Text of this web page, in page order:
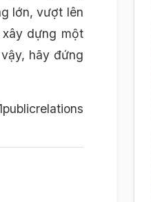
lớn, vượt lên
dựng một
hãy đứng